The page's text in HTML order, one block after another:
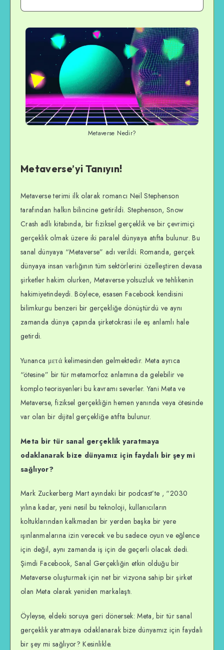
Metaverse Nedir?
Metaverse’yi Tanıyın!
Metaverse terimi ilk olarak romancı Neil Stephenson
tarafından halkın bilincine getirildi. Stephenson, Snow
Crash adlı kitabında, bir fiziksel gerçeklik ve bir çevrimiçi
gerçeklik olmak üzere iki paralel dünyaya atıfta bulunur. Bu
sanal dünyaya “Metaverse” adı verildi. Romanda, gerçek
dünyaya insan varlığının tüm sektörlerini özelleştiren devasa
şirketler hakim olurken, Metaverse yolsuzluk ve tehlikenin
hakimiyetindeydi. Böylece, esasen Facebook kendisini
bilimkurgu benzeri bir gerçekliğe dönüştürdü ve aynı
zamanda dünya çapında şirketokrasi ile eş anlamlı hale
getirdi.
Yunanca μετά kelimesinden gelmektedir. Meta ayrıca
“ötesine” bir tür metamorfoz anlamına da gelebilir ve
komplo teorisyenleri bu kavramı severler. Yani Meta ve
Metaverse, fiziksel gerçekliğin hemen yanında veya ötesinde
var olan bir dijital gerçekliğe atıfta bulunur.
Meta bir tür sanal gerçeklik yaratmaya
odaklanarak bize dünyamız için faydalı bir şey mi
sağlıyor?
Mark Zuckerberg Mart ayındaki bir podcast’te , “2030
yılına kadar, yeni nesil bu teknoloji, kullanıcıların
koltuklarından kalkmadan bir yerden başka bir yere
ışınlanmalarına izin verecek ve bu sadece oyun ve eğlence
için değil, aynı zamanda iş için de geçerli olacak dedi.
Şimdi Facebook, Sanal Gerçekliğin etkin olduğu bir
Metaverse oluşturmak için net bir vizyona sahip bir şirket
olan Meta olarak yeniden markalaştı.
Öyleyse, eldeki soruya geri dönersek: Meta, bir tür sanal
gerçeklik yaratmaya odaklanarak bize dünyamız için faydalı
bir şey mi sağlıyor? Kesinlikle.